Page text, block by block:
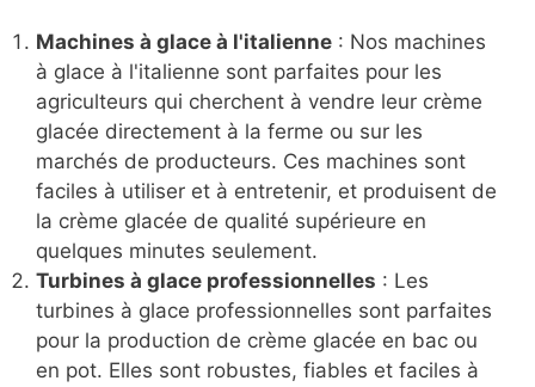
Machines à glace à l'italienne : Nos machines
à glace à l'italienne sont parfaites pour les
agriculteurs qui cherchent à vendre leur crème
glacée directement à la ferme ou sur les
marchés de producteurs. Ces machines sont
faciles à utiliser et à entretenir, et produisent de
la crème glacée de qualité supérieure en
quelques minutes seulement.
Turbines à glace professionnelles : Les
turbines à glace professionnelles sont parfaites
pour la production de crème glacée en bac ou
en pot. Elles sont robustes, fiables et faciles à